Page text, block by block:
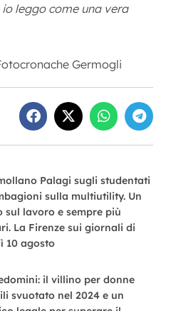
leggo come una vera
Germogli
Palagi sugli studentati
sulla multiutility. Un
sul lavoro e sempre più
La Firenze sui giornali di
10 agosto
il villino per donne
svuotato nel 2024 e un